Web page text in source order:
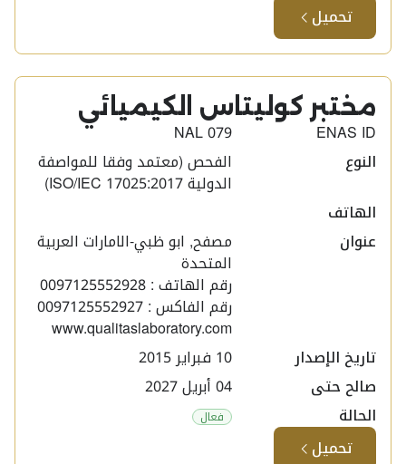
تحميل
مختبر كوليتاس الكيميائي​
ENAS ID
NAL 079
النوع
الفحص (معتمد وفقا للمواصفة
الدولية ISO/IEC 17025:2017)
الهاتف
عنوان
مصفح, ابو ظبي-الامارات العربية
المتحدة
رقم الهاتف : 0097125552928
رقم الفاكس : 0097125552927
www.qualitaslaboratory.com
تاريخ الإصدار
صالح حتى
الحالة
فعال
تحميل